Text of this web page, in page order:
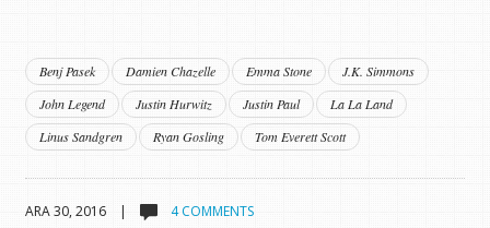
Benj Pasek Damien Chazelle Emma Stone
J.K. Simmons
John Legend
Justin Hurwitz Justin Paul
La La Land
Linus Sandgren
Ryan Gosling Tom Everett Scott
ARA 30, 2016 | 4 COMMENTS